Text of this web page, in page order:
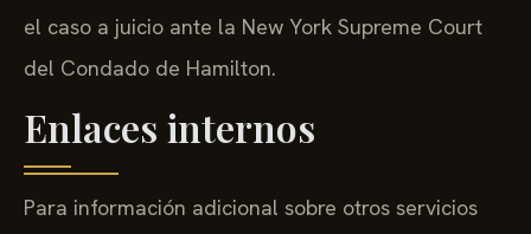
el caso a juicio ante la New York Supreme Court
del Condado de Hamilton.
Enlaces internos
Para información adicional sobre otros servicios